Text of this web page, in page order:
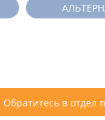
в отдел